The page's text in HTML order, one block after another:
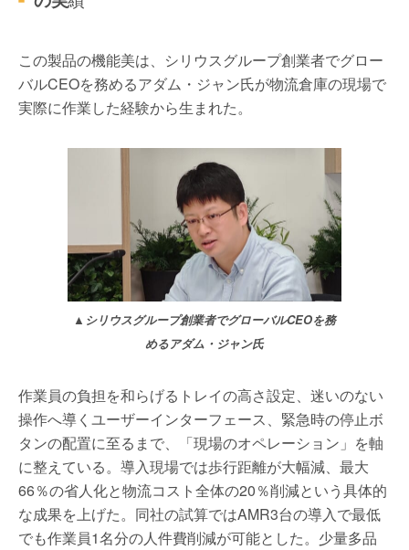
この製品の機能美は、​​​​​​シリウスグループ創業者でグロー
バル​CEOを務めるアダム・ジャン氏が物流倉庫の現場で
実際に作業した経験から生まれた。
▲ シリウスグループ創業者でグローバル​CEOを務
めるアダム・ジャン氏
作業員の負担を和らげるトレイの高さ設定、迷いのない
操作へ導くユーザーインターフェース、緊急時の停止ボ
タンの配置に至るまで、「現場のオペレーション」を軸
に整えている。導入現場では歩行距離が大幅減、最大
66％の省人化と物流コスト全体の20％削減という具体的
な成果を上げた。同社の試算ではAMR3台の導入で最低
でも作業員1名分の人件費削減が可能とした。少量多品